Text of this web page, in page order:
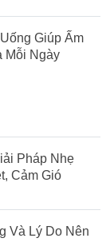
Giúp Ấm
Mỗi Ngày
Pháp Nhẹ
Cảm Gió
Và Lý Do Nên